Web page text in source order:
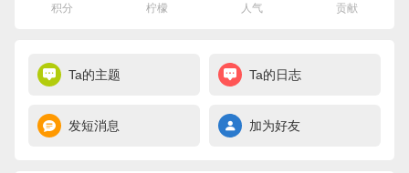
积分 柠檬 人气 贡献
Ta的主题 Ta的日志
发短消息 加为好友